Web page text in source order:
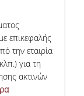
επικεφαλής
την εταιρία
για τη
ακτινών